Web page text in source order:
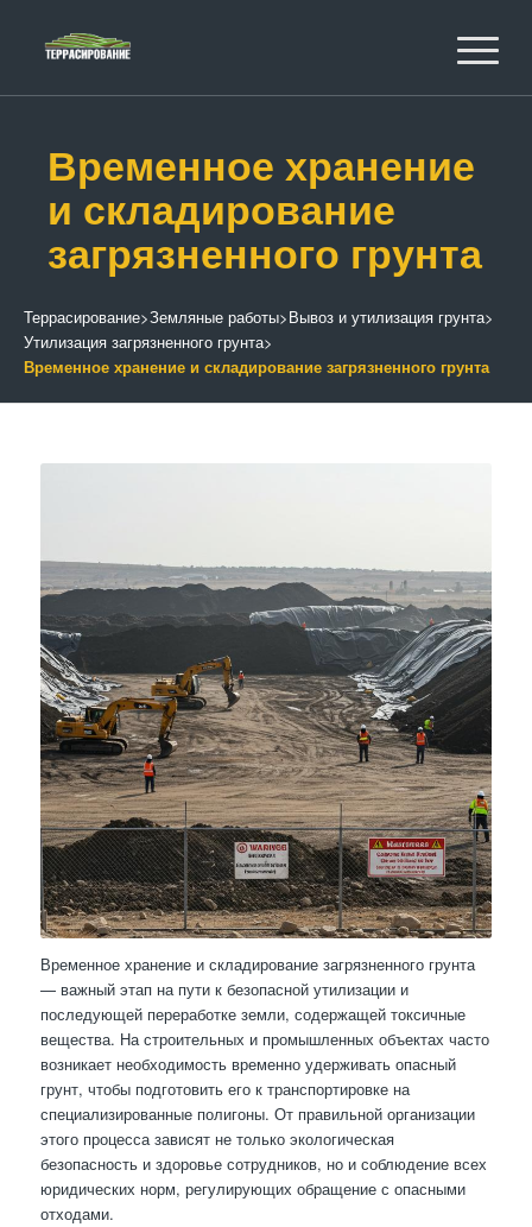
Временное хранение
и складирование
загрязненного грунта
Террасирование>Земляные работы>Вывоз и утилизация грунта>
Утилизация загрязненного грунта>
Временное хранение и складирование загрязненного грунта
Временное хранение и складирование загрязненного грунта
— важный этап на пути к безопасной утилизации и
последующей переработке земли, содержащей токсичные
вещества. На строительных и промышленных объектах часто
возникает необходимость временно удерживать опасный
грунт, чтобы подготовить его к транспортировке на
специализированные полигоны. От правильной организации
этого процесса зависят не только экологическая
безопасность и здоровье сотрудников, но и соблюдение всех
юридических норм, регулирующих обращение с опасными
отходами.